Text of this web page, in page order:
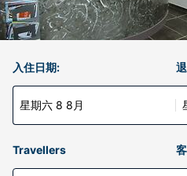
入住日期:
星期六 8 8月
Travellers